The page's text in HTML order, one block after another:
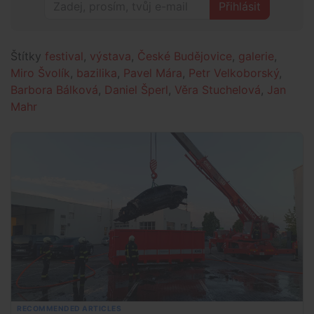
Přihlásit
Štítky festival , výstava, České Budějovice, galerie,
Miro Švolík, bazilika, Pavel Mára, Petr Velkoborský,
Barbora Bálková, Daniel Šperl , Věra Stuchelová, Jan
Mahr